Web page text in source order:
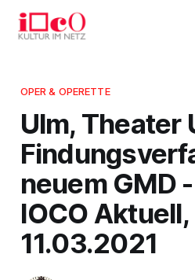
OPER & OPERETTE
Ulm, Theater
neuem GMD
IOCO Aktuell,
11.03.2021